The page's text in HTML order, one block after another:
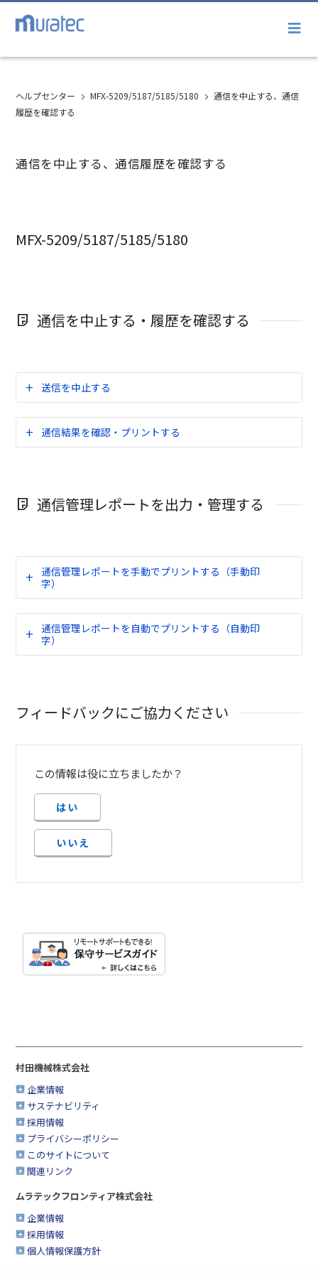
ヘルプセンター MFX-5209/5187/5185/5180
通信を中止する、通信
履歴を確認する
通信を中止する、通信履歴を確認する
MFX-5209/5187/5185/5180
通信を中止する・履歴を確認する
送信を中止する
通信結果を確認・プリントする
通信管理レポートを出力・管理する
通信管理レポートを手動でプリントする（手動印
字）
通信管理レポートを自動でプリントする（自動印
字）
フィードバックにご協力ください
この情報は役に立ちましたか？
はい
いいえ
村田機械株式会社
企業情報
サステナビリティ
採用情報
プライバシーポリシー
このサイトについて
関連リンク
ムラテックフロンティア株式会社
企業情報
採用情報
個人情報保護方針